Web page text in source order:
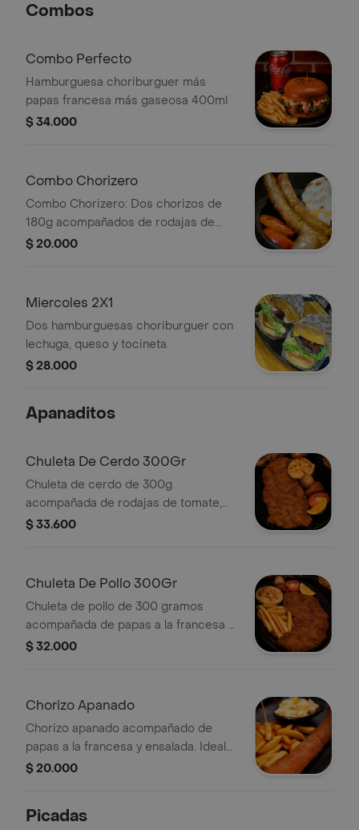
Combos
Combo Perfecto
Hamburguesa choriburguer más
papas francesa más gaseosa 400ml
$ 34.000
Combo Chorizero
Combo Chorizero: Dos chorizos de
180g acompañados de rodajas de
tomate y arepa.
$ 20.000
Miercoles 2X1
Dos hamburguesas choriburguer con
lechuga, queso y tocineta.
$ 28.000
Apanaditos
Chuleta De Cerdo 300Gr
Chuleta de cerdo de 300g
acompañada de rodajas de tomate,
arepa, papas criollas, plátano y limón.
$ 33.600
Chuleta De Pollo 300Gr
Chuleta de pollo de 300 gramos
acompañada de papas a la francesa y
ensalada. Incluye limón para aderezar.
$ 32.000
Chorizo Apanado
Chorizo apanado acompañado de
papas a la francesa y ensalada. Ideal
para disfrutar como plato principal.
$ 20.000
Picadas